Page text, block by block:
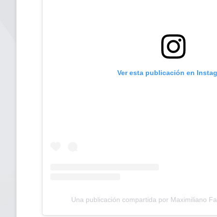
Ver esta publicación en
Una publicación compartida por Maximiliano